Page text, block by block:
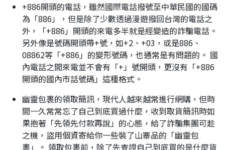
+886開頭的電話，雖然國際電話撥號至中華民國的國碼
為「886」，但是除了少數透過漫遊撥回台灣的電話之
外，「+886」開頭的來電多半就是經變造的詐騙電話。
另外像是號碼開頭帶+號，如+2、+03，或是886、
08862等「+886」的變形號碼，也通常是有問題的。 國
內電話之間來電並不會有「+」號開頭，更沒有「+886
開頭的國內市話號碼」這種格式。
幽靈包裹的領取簡訊，現代人越來越常進行網購，但時
間一久常常忘了自己到底買過什麼，收到取貨簡訊時如
果抱著「先領先付款再說」的心態，給了詐騙集團可趁
之機，盜用個資寄給你一些裝了山寨品的「幽靈包
裹」。 領取包裹前，除了先查證自己到底買的是什麼貨